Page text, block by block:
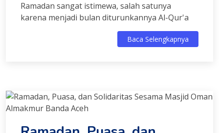
Ramadan sangat istimewa, salah satunya
karena menjadi bulan diturunkannya Al-Qur'a
Baca Selengkapnya